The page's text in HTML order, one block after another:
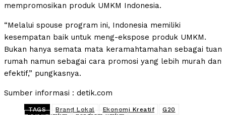
mempromosikan produk UMKM Indonesia.
“Melalui spouse program ini, Indonesia memiliki
kesempatan baik untuk meng-ekspose produk UMKM.
Bukan hanya semata mata keramahtamahan sebagai tuan
rumah namun sebagai cara promosi yang lebih murah dan
efektif,” pungkasnya.
Sumber informasi : detik.com
TAGS Brand Lokal Ekonomi Kreatif
G20